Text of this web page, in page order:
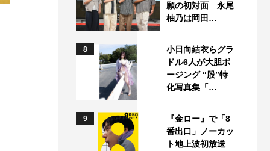
願の初対面 永尾
柚乃は岡田…
8
小日向結衣らグラ
ドル6人が大胆ポ
ージング “股”特
化写真集「…
9
『金ロー』で「8
番出口」ノーカッ
ト地上波初放送